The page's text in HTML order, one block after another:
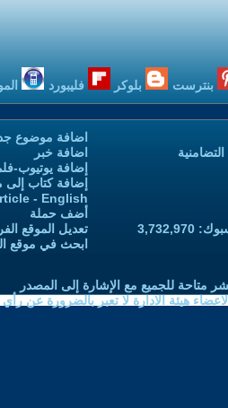
بنترست بلوكر فليبورد
اضافة موضوع
اضافة خبر
إضافة يوتيوب-
إضافة كتاب إلى
- English
أضف حملة
تعديل الموقع
ابحث في موقع
متاحة للجميع مع الإشارة إلى المصدر
هيئة الادارة لا تعبر بالضرورة عن رأي